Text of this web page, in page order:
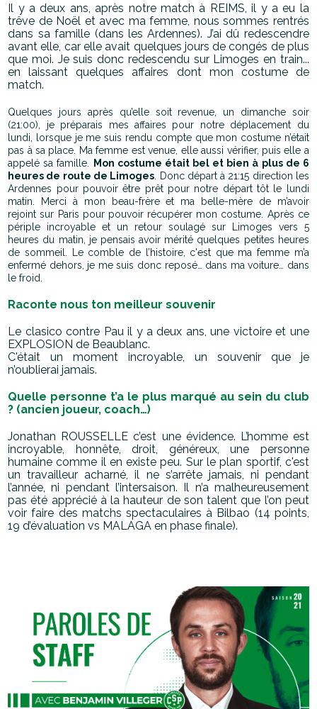
Il y a deux ans, après notre match à REIMS, il y a eu la
trêve de Noël et avec ma femme, nous sommes rentrés
dans sa famille (dans les Ardennes). J’ai dû redescendre
avant elle, car elle avait quelques jours de congés de plus
que moi. Je suis donc redescendu sur Limoges en train...
en laissant quelques affaires dont mon costume de
match.
Quelques jours après qu’elle soit revenue, un dimanche soir
(21:00), je préparais mes affaires pour notre déplacement du
lundi, lorsque je me suis rendu compte que mon costume n’était
pas à sa place. Ma femme est venue, elle aussi vérifier, puis elle a
appelé sa famille.
Mon costume était bel et bien à plus de 6
heures de route de Limoges . Donc départ à 21:15 direction les
Ardennes pour pouvoir être prêt pour notre départ tôt le lundi
matin. Merci à mon beau-frère et ma belle-mère de m’avoir
rejoint sur Paris pour pouvoir récupérer mon costume. Après ce
périple incroyable et un retour soulagé sur Limoges vers 5
heures du matin, je pensais avoir mérité quelques petites heures
de sommeil. Le comble de l’histoire, c'est que ma femme m’a
enfermé dehors, je me suis donc reposé… dans ma voiture… dans
le froid.
Raconte nous ton meilleur souvenir
Le clasico contre Pau il y a deux ans, une victoire et une
EXPLOSION de Beaublanc.
C'était un moment incroyable, un souvenir que je
n’oublierai jamais.
Quelle personne t’a le plus marqué au sein du club
? (ancien joueur, coach…)
Jonathan ROUSSELLE c’est une évidence. L’homme est
incroyable, honnête, droit, généreux, une personne
humaine comme il en existe peu. Sur le plan sportif, c'est
un travailleur acharné, il ne s’arrête jamais, ni pendant
l’année, ni pendant l’intersaison. Il n’a malheureusement
pas été apprécié à la hauteur de son talent que l’on peut
voir faire des matchs spectaculaires à Bilbao (14 points,
19 d’évaluation vs MALAGA en phase finale).